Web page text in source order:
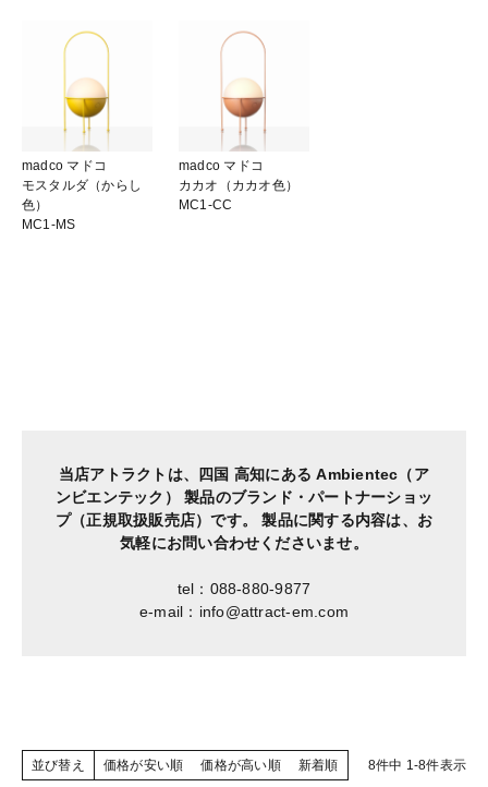
madco マドコ
モスタルダ（からし
色）
MC1-MS
madco マドコ
カカオ（カカオ色）
MC1-CC
当店アトラクトは、四国 高知にある Ambientec（ア
ンビエンテック） 製品のブランド・パートナーショッ
プ（正規取扱販売店）です。
製品に関する内容は、お
気軽にお問い合わせくださいませ。
tel：088-880-9877
e-mail：info@attract-em.com
並び替え 価格が安い順 価格が高い順 新着順 8件中 1-8件表示